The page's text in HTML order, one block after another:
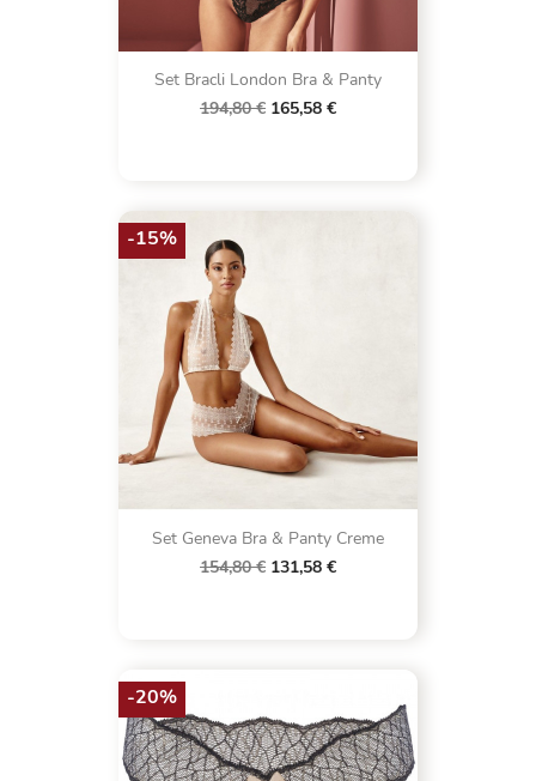
Set Bracli London Bra & Panty
194,80 € 165,58 €
Set Geneva Bra & Panty Creme
154,80 € 131,58 €
-15%
-20%